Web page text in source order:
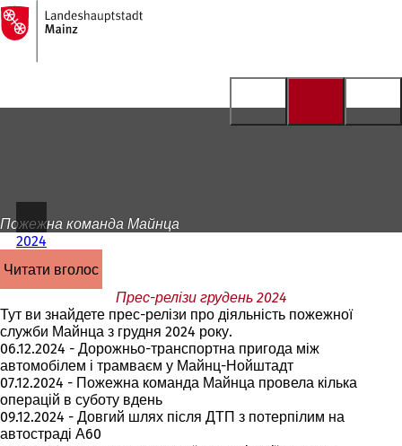
Перейти до змісту
На
головну
сторінку
Пожежна команда Майнца
2024
читати вголос
Прес-релізи грудень 2024
Тут ви знайдете прес-релізи про діяльність пожежної
служби Майнца з грудня 2024 року.
06.12.2024 - Дорожньо-транспортна пригода між
автомобілем і трамваєм у Майнц-Нойштадт
07.12.2024 - Пожежна команда Майнца провела кілька
операцій в суботу вдень
09.12.2024 - Довгий шлях після ДТП з потерпілим на
автостраді А60